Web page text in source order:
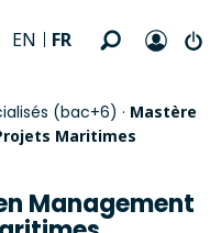
EN FR
(bac+6) · Mastère
Maritimes
Management